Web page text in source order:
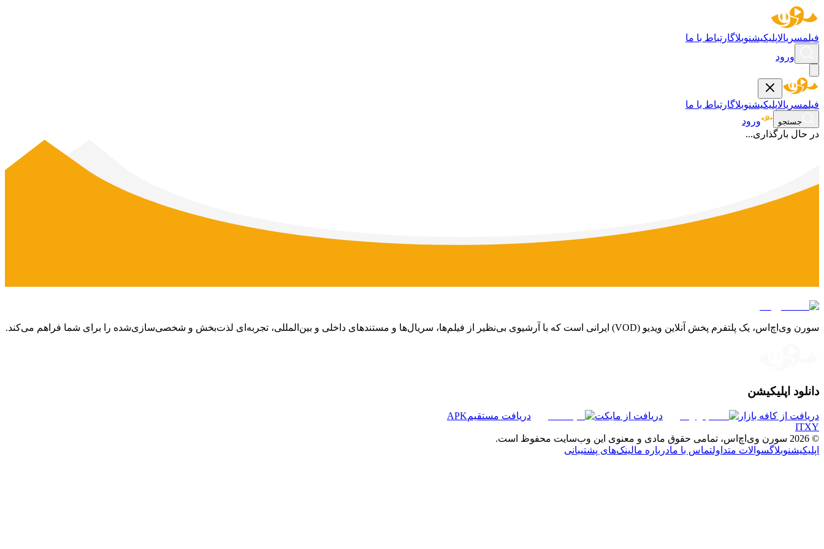
فیلمسریالاپلیکیشنوبلاگارتباط با ما
ورود
فیلمسریالاپلیکیشنوبلاگارتباط با ما
جستجو
ورود
در حال بارگذاری...
سورن وی‌اچ‌اس، یک پلتفرم پخش آنلاین ویدیو (VOD) ایرانی است که با آرشیوی بی‌نظیر از فیلم‌ها، سریال‌ها و مستندهای داخلی و بین‌المللی، تجربه‌ای لذت‌بخش و شخصی‌سازی‌شده را برای شما فراهم می‌کند.
دانلود اپلیکیشن
دریافت از کافه بازار دریافت از مایکت دریافت مستقیمAPK
ITXY
©
2026 سورن وی‌اچ‌اس، تمامی حقوق مادی و معنوی این وب‌سایت محفوظ است.
اپلیکیشنوبلاگسوالات متداولتماس با مادرباره مالینک‌های پشتیبانی